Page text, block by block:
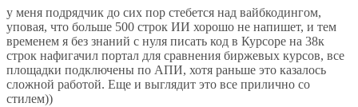
у меня подрядчик до сих пор стебется над вайбкодингом,
уповая, что больше 500 строк ИИ хорошо не напишет, и тем
временем я без знаний с нуля писать код в Курсоре на 38к
строк нафигачил портал для сравнения биржевых курсов, все
площадки подключены по АПИ, хотя раньше это казалось
сложной работой. Еще и выглядит это все прилично со
стилем))